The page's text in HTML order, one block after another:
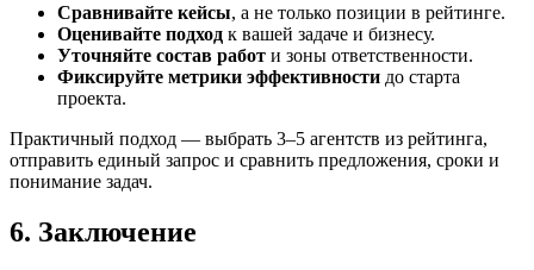
Сравнивайте кейсы, а не только позиции в рейтинге.
Оценивайте подход к вашей задаче и бизнесу.
Уточняйте состав работ и зоны ответственности.
Фиксируйте метрики эффективности до старта
проекта.
Практичный подход — выбрать 3–5 агентств из рейтинга,
отправить единый запрос и сравнить предложения, сроки и
понимание задач.
6. Заключение